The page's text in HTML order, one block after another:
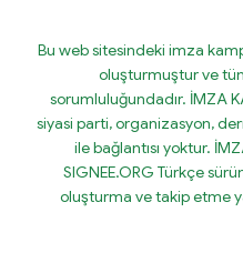
Bu web sitesindeki imza
oluşturmuştur ve
sorumluluğundadır. İMZA
siyasi parti, organizasyon,
ile bağlantısı yoktur.
SIGNEE.ORG Türkçe
oluşturma ve takip etme